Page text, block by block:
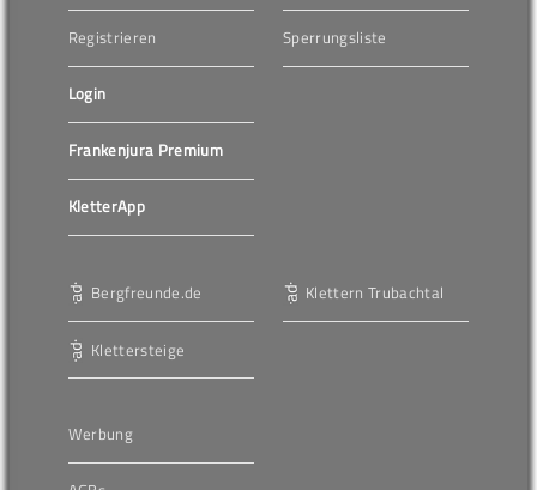
Registrieren
Login
Frankenjura Premium
KletterApp
Sperrungsliste
Bergfreunde.de
Klettersteige
Klettern Trubachtal
Werbung